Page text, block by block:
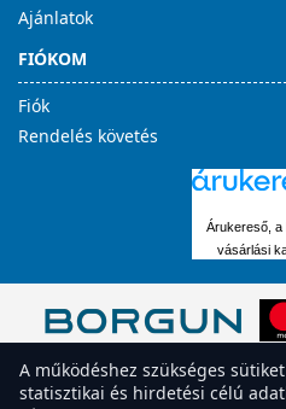
Ajánlatok
FIÓKOM
Fiók
Rendelés követés
Árukereső, a
vásárlási
A működéshez szükséges
statisztikai és hirdetési célú